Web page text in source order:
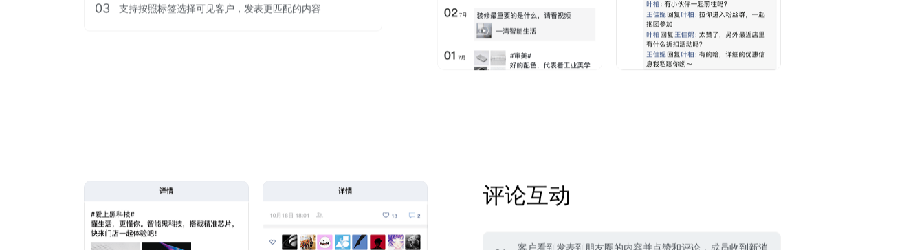
03 支持按照标签选择可见客户，发表更匹配的内容
评论互动
客户看到发表到朋友圈的内容并点赞和评论，成员收到新消